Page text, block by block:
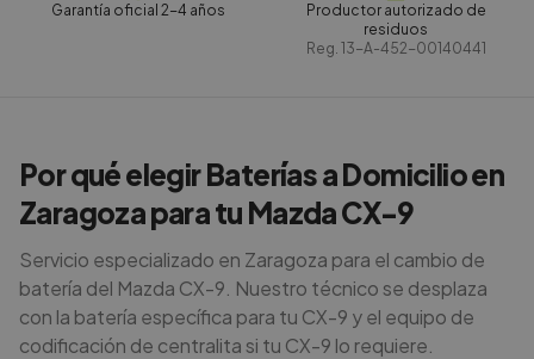
Garantía oficial 2-4 años
Productor autorizado de
residuos
Reg. 13-A-452-00140441
Por qué elegir Baterías a Domicilio en
Zaragoza para tu Mazda CX-9
Servicio especializado en Zaragoza para el cambio de
batería del Mazda CX-9. Nuestro técnico se desplaza
con la batería específica para tu CX-9 y el equipo de
codificación de centralita si tu CX-9 lo requiere.